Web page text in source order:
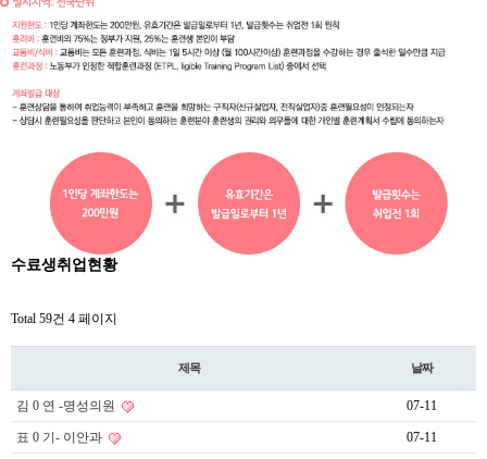
수료생취업현황
Total 59건 4 페이지
제목 날짜
김 0 연 -명성의원 07-11
표 0 기- 이안과 07-11